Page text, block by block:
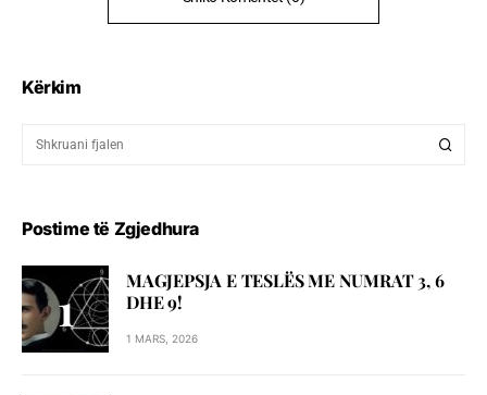
Kërkim
Postime të Zgjedhura
MAGJEPSJA E TESLËS ME NUMRAT 3, 6
DHE 9!
1 MARS, 2026